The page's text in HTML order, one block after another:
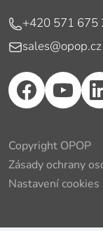
Telefón
+420 571 675
E-mail
sales@opop.cz
Copyright OPOP
Zásady ochrany
Nastavení cookies